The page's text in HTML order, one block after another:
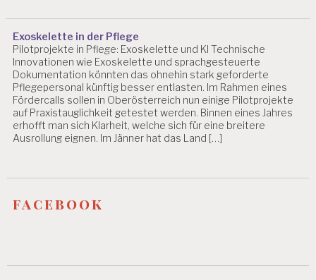
Exoskelette in der Pflege
Pilotprojekte in Pflege: Exoskelette und KI Technische
Innovationen wie Exoskelette und sprachgesteuerte
Dokumentation könnten das ohnehin stark geforderte
Pflegepersonal künftig besser entlasten. Im Rahmen eines
Fördercalls sollen in Oberösterreich nun einige Pilotprojekte
auf Praxistauglichkeit getestet werden. Binnen eines Jahres
erhofft man sich Klarheit, welche sich für eine breitere
Ausrollung eignen. Im Jänner hat das Land […]
facebook